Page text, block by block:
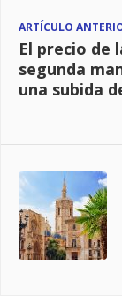
ARTÍCULO
El precio de
segunda
una subida